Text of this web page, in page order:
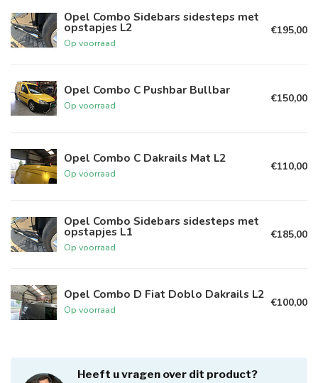
Opel Combo Sidebars sidesteps met
opstapjes L2
Op voorraad
€195,00
Opel Combo C Pushbar Bullbar
Op voorraad
€150,00
Opel Combo C Dakrails Mat L2
Op voorraad
€110,00
Opel Combo Sidebars sidesteps met
opstapjes L1
Op voorraad
€185,00
Opel Combo D Fiat Doblo Dakrails L2
Op voorraad
€100,00
Heeft u vragen over dit product?